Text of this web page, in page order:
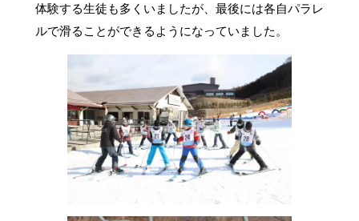
体験する生徒も多くいましたが、最後には各自パラレ
ルで滑ることができるようになっていました。